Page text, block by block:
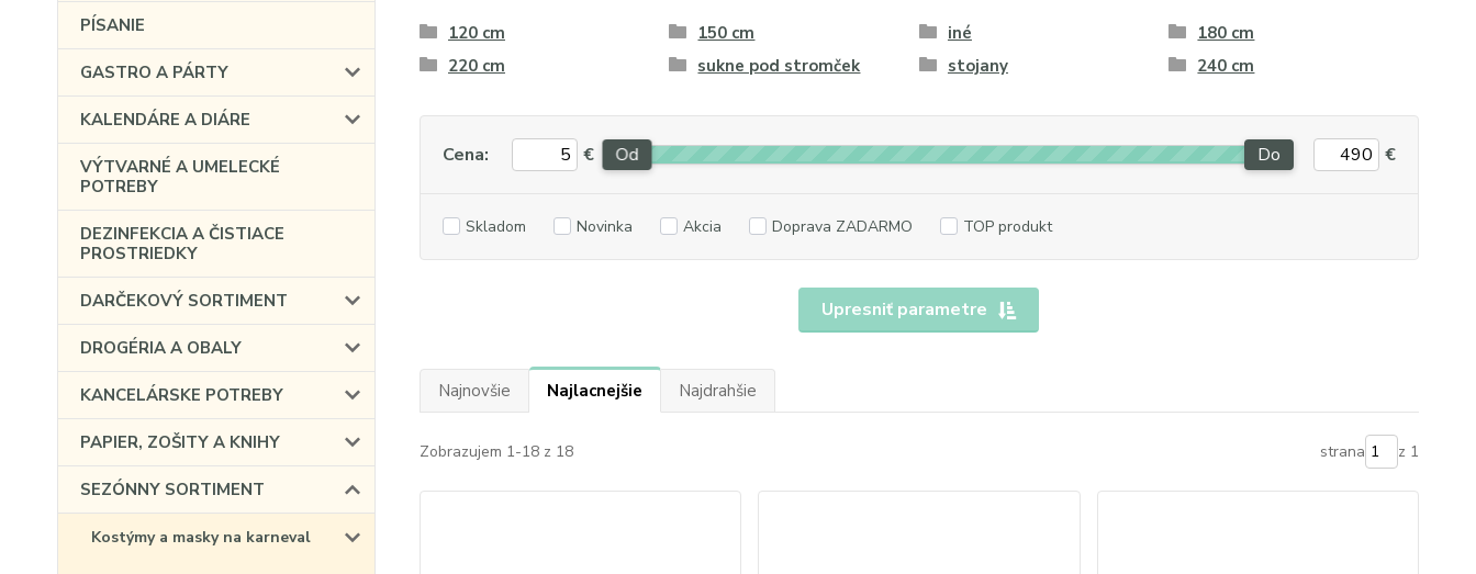
PÍSANIE
GASTRO A PÁRTY
KALENDÁRE A DIÁRE
VÝTVARNÉ A UMELECKÉ
POTREBY
DEZINFEKCIA A ČISTIACE
PROSTRIEDKY
DARČEKOVÝ SORTIMENT
DROGÉRIA A OBALY
KANCELÁRSKE POTREBY
PAPIER, ZOŠITY A KNIHY
SEZÓNNY SORTIMENT
Kostýmy a masky na karneval
120 cm 150 cm iné
180 cm
220 cm
sukne pod stromček stojany 240 cm
Upresniť parametre
Cena: € Od Do €
Skladom Novinka Akcia Doprava ZADARMO TOP produkt
Najnovšie Najlacnejšie Najdrahšie
Zobrazujem 1-18 z 18 strana z 1